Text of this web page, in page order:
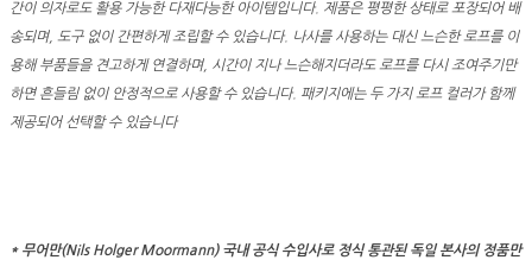
간이 의자로도 활용 가능한 다재다능한 아이템입니다. 제품은 평평한 상태로 포장되어 배
송되며, 도구 없이 간편하게 조립할 수 있습니다. 나사를 사용하는 대신 느슨한 로프를 이
용해 부품들을 견고하게 연결하며, 시간이 지나 느슨해지더라도 로프를 다시 조여주기만
하면 흔들림 없이 안정적으로 사용할 수 있습니다. 패키지에는 두 가지 로프 컬러가 함께
제공되어 선택할 수 있습니다
* 무어만(Nils Holger Moormann) 국내 공식 수입사로 정식 통관된 독일 본사의 정품만